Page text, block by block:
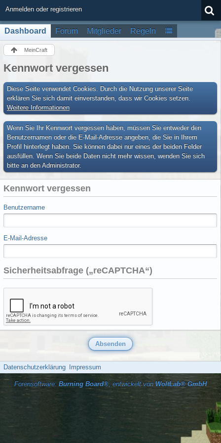
Anmelden oder registrieren
Dashboard Forum Mitglieder Regeln
MeinCraft
Kennwort vergessen
Diese Seite verwendet Cookies. Durch die Nutzung unserer Seite
erklären Sie sich damit einverstanden, dass wir Cookies setzen.
Weitere Informationen
Wenn Sie Ihr Kennwort vergessen haben, müssen Sie entweder den
Benutzernamen oder die E-Mail-Adresse angeben, die Sie in Ihrem
Profil hinterlegt haben. Sie können dabei nur eines der beiden Felder
ausfüllen. Wenn Sie beide Daten nicht mehr wissen, wenden Sie sich
bitte an den Administrator.
Kennwort vergessen
Benutzername
E-Mail-Adresse
Sicherheitsabfrage („reCAPTCHA“)
Datenschutzerklärung Impressum
Forensoftware: Burning Board®, entwickelt von WoltLab® GmbH